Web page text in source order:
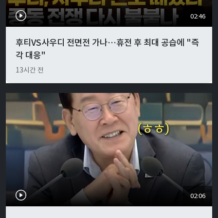
02:46
후티VS사우디 전면전 가나…휴전 후 최대 공습에 "즉
각 대응"
13시간 전
02:06